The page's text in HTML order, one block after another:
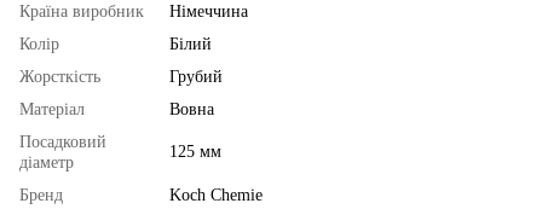
Країна виробник
Німеччина
Колір
Білий
Жорсткість
Грубий
Матеріал
Вовна
Посадковий
діаметр
125 мм
Бренд
Koch Chemie